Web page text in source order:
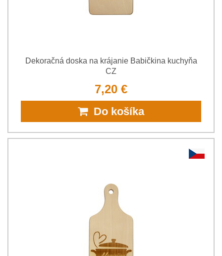
Dekoračná doska na krájanie Babičkina kuchyňa
CZ
7,20 €
Do košíka